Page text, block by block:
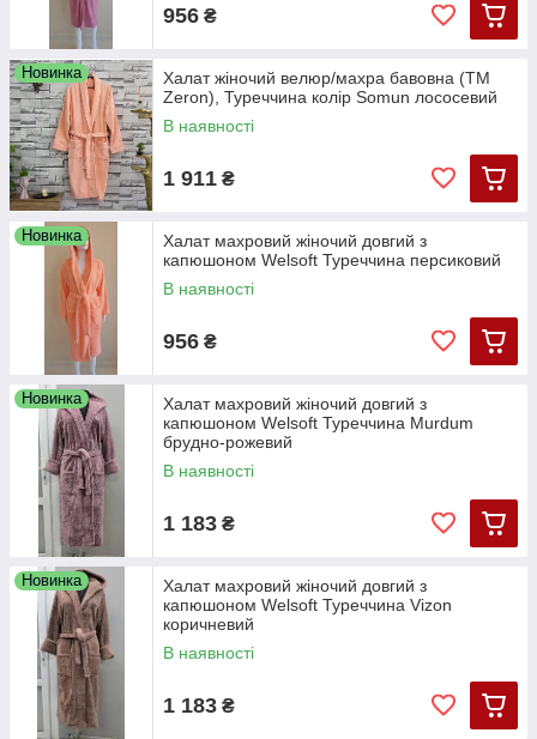
956 ₴
Новинка
Халат жіночий велюр/махра бавовна (TM
Zeron), Туреччина колір Somun лососевий
В наявності
1 911 ₴
Новинка
Халат махровий жіночий довгий з
капюшоном Welsoft Туреччина персиковий
В наявності
956 ₴
Новинка
Халат махровий жіночий довгий з
капюшоном Welsoft Туреччина Murdum
брудно-рожевий
В наявності
1 183 ₴
Новинка
Халат махровий жіночий довгий з
капюшоном Welsoft Туреччина Vizon
коричневий
В наявності
1 183 ₴